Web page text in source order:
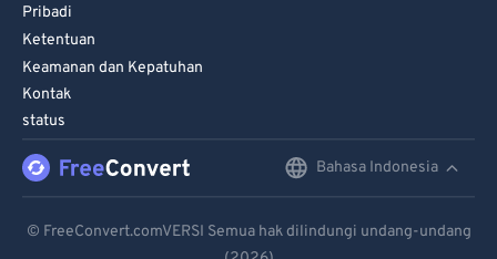
Pribadi
Ketentuan
Keamanan dan Kepatuhan
Kontak
status
Bahasa Indonesia
© FreeConvert.comVERSI Semua hak dilindungi undang-undang